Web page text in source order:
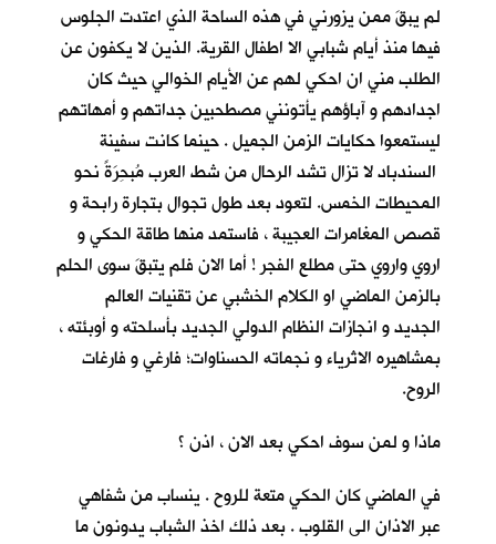
لم يبقَ ممن يزورني في هذه الساحة الذي اعتدت الجلوس
فيها منذ أيام شبابي الا اطفال القرية. الذين لا يكفون عن
الطلب مني ان احكي لهم عن الأيام الخوالي حيث كان
اجدادهم و آباؤهم يأتونني مصطحبين جداتهم و أمهاتهم
ليستمعوا حكايات الزمن الجميل . حينما كانت سفينة
السندباد لا تزال تشد الرحال من شط العرب مُبحِرَةً نحو
المحيطات الخمس. لتعود بعد طول تجوال بتجارة رابحة و
قصص المغامرات العجيبة ، فاستمد منها طاقة الحكي و
اروي واروي حتى مطلع الفجر ! أما الان فلم يتبقَ سوى الحلم
بالزمن الماضي او الكلام الخشبي عن تقنيات العالم
الجديد و انجازات النظام الدولي الجديد بأسلحته و أوبئته ،
بمشاهيره الاثرياء و نجماته الحسناوات؛ فارغي و فارغات
الروح.
ماذا و لمن سوف احكي بعد الان ، اذن ؟
في الماضي كان الحكي متعة للروح . ينساب من شفاهي
عبر الاذان الى القلوب . بعد ذلك اخذ الشباب يدونون ما